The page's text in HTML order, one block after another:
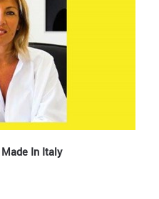
In Italy